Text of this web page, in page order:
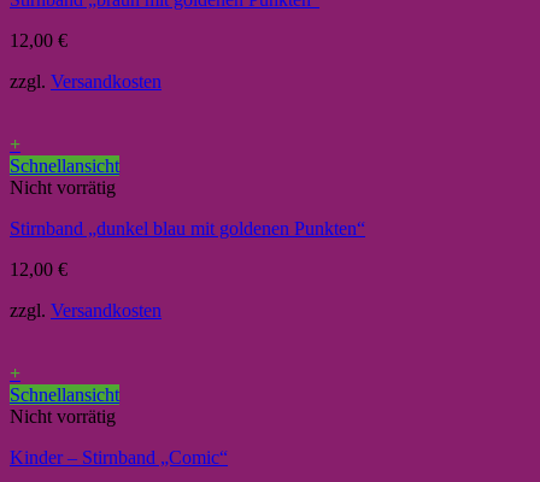
12,00 €
zzgl. Versandkosten
+
Schnellansicht
Nicht vorrätig
Stirnband „dunkel blau mit goldenen Punkten“
12,00 €
zzgl. Versandkosten
+
Schnellansicht
Nicht vorrätig
Kinder – Stirnband „Comic“